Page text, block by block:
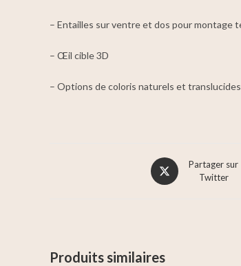
– Entailles sur ventre et dos pour montage
– Œil cible 3D
– Options de coloris naturels et
Partager sur
Twitter
Produits similaires